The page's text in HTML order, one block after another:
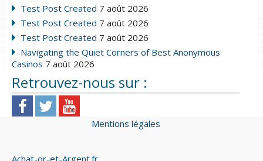
Test Post Created 7 août 2026
Test Post Created 7 août 2026
Test Post Created 7 août 2026
Navigating the Quiet Corners of Best Anonymous
Casinos 7 août 2026
Retrouvez-nous sur :
Mentions légales
Achat-or-et-Argent.fr